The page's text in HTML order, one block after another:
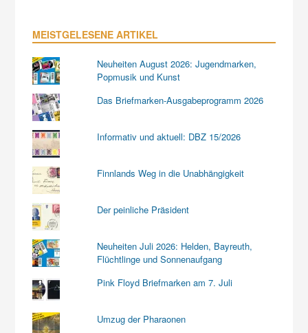
MEISTGELESENE ARTIKEL
Neuheiten August 2026: Jugendmarken,
Popmusik und Kunst
Das Briefmarken-Ausgabeprogramm 2026
Informativ und aktuell: DBZ 15/2026
Finnlands Weg in die Unabhängigkeit
Der peinliche Präsident
Neuheiten Juli 2026: Helden, Bayreuth,
Flüchtlinge und Sonnenaufgang
Pink Floyd Briefmarken am 7. Juli
Umzug der Pharaonen